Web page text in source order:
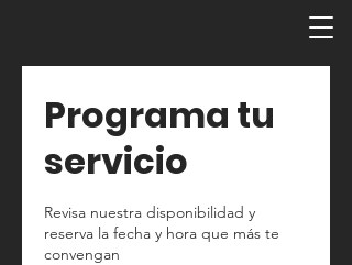
Programa tu
servicio
Revisa nuestra disponibilidad y
reserva la fecha y hora que más te
convengan